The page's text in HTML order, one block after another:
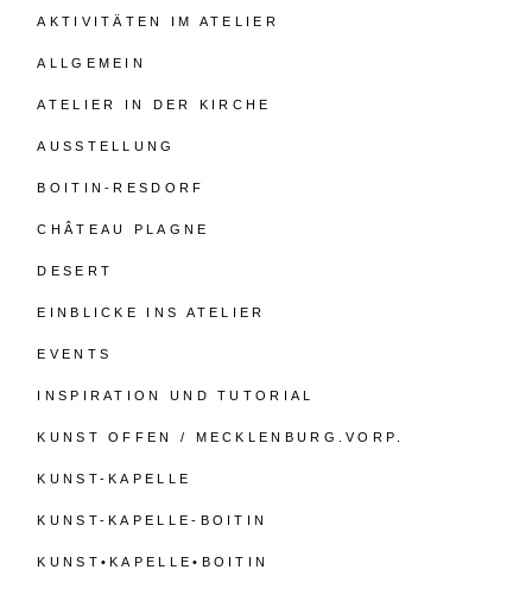
AKTIVITÄTEN IM ATELIER
ALLGEMEIN
ATELIER IN DER KIRCHE
AUSSTELLUNG
BOITIN-RESDORF
CHÂTEAU PLAGNE
DESERT
EINBLICKE INS ATELIER
EVENTS
INSPIRATION UND TUTORIAL
KUNST OFFEN / MECKLENBURG.VORP.
KUNST-KAPELLE
KUNST-KAPELLE-BOITIN
KUNST•KAPELLE•BOITIN